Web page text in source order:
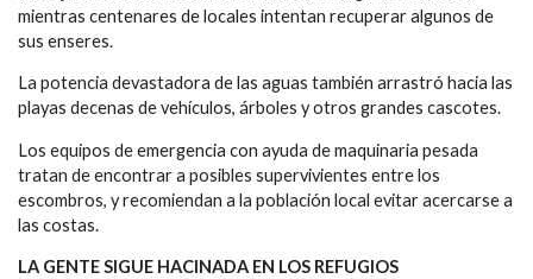
mientras centenares de locales intentan recuperar algunos de
sus enseres.
La potencia devastadora de las aguas también arrastró hacia las
playas decenas de vehículos, árboles y otros grandes cascotes.
Los equipos de emergencia con ayuda de maquinaria pesada
tratan de encontrar a posibles supervivientes entre los
escombros, y recomiendan a la población local evitar acercarse a
las costas.
LA GENTE SIGUE HACINADA EN LOS REFUGIOS